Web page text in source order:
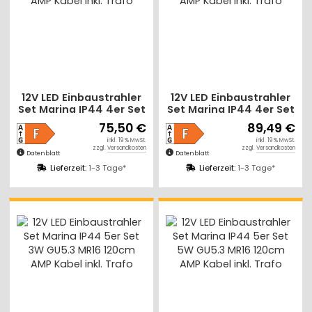
12V LED Einbaustrahler
Set Marina IP44 4er Set
3W GU5.3 MR16 120cm
AMP Kabel inkl. Trafo
Lieferzeit:1-3 Tage*
Datenblatt
75,50 €
inkl. 19 % MwSt.
zzgl. Versandkosten
12V LED Einbaustrahler
Set Marina IP44 4er Set
5W GU5.3 MR16 120cm
AMP Kabel inkl. Trafo
Lieferzeit:1-3 Tage*
Datenblatt
89,49 €
inkl. 19 % MwSt.
zzgl. Versandkosten